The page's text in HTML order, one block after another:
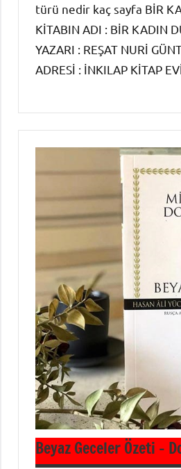
türü nedir kaç sayfa BİR
KİTABIN ADI : BİR KADIN
YAZARI : REŞAT NURİ
ADRESİ : İNKILAP KİTAP
Beyaz Geceler Özeti –